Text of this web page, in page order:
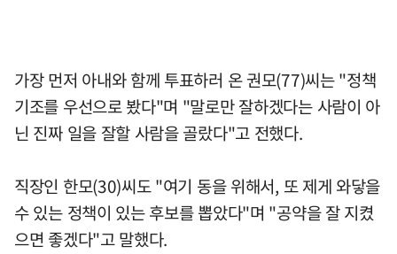
가장 먼저 아내와 함께 투표하러 온 권모(77)씨는 "정책
기조를 우선으로 봤다"며 "말로만 잘하겠다는 사람이 아
닌 진짜 일을 잘할 사람을 골랐다"고 전했다.
직장인 한모(30)씨도 "여기 동을 위해서, 또 제게 와닿을
수 있는 정책이 있는 후보를 뽑았다"며 "공약을 잘 지켰
으면 좋겠다"고 말했다.